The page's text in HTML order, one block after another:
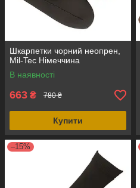
Шкарпетки чорний неопрен,
Mil-Tec Німеччина
В наявності
663 ₴ 780 ₴
Купити
–15%